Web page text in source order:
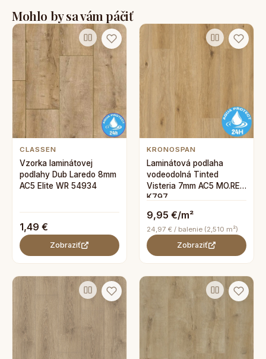
Mohlo by sa vám páčiť
CLASSEN
Vzorka laminátovej
podlahy Dub Laredo 8mm
AC5 Elite WR 54934
1,49 €
Zobraziť
KRONOSPAN
Laminátová podlaha
vodeodolná Tinted
Visteria 7mm AC5 MO.RE
K797
9,95 €/m²
24,97 € / balenie (2,510 m²)
Zobraziť